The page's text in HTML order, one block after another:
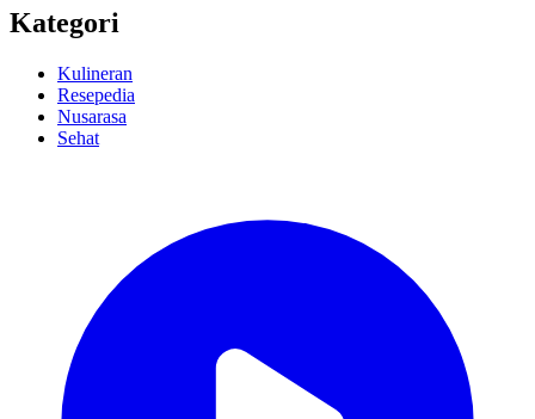
Kategori
Kulineran
Resepedia
Nusarasa
Sehat